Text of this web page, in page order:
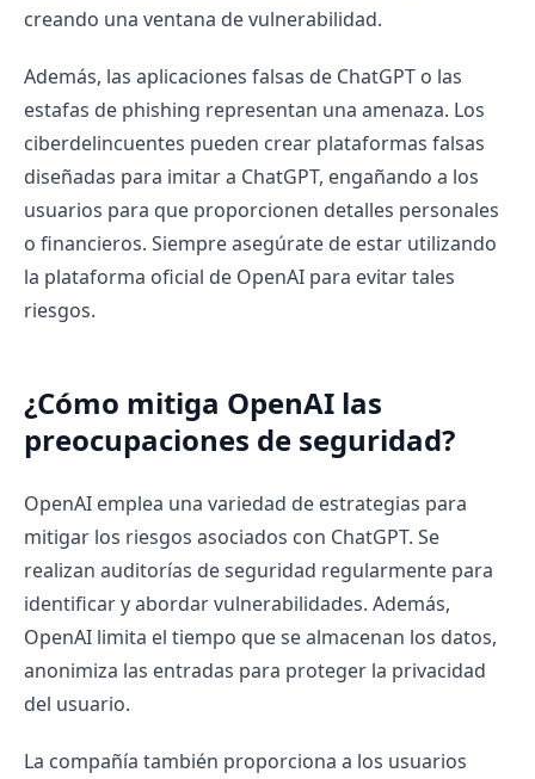
creando una ventana de vulnerabilidad.
Además, las aplicaciones falsas de ChatGPT o las
estafas de phishing representan una amenaza. Los
ciberdelincuentes pueden crear plataformas falsas
diseñadas para imitar a ChatGPT, engañando a los
usuarios para que proporcionen detalles personales
o financieros. Siempre asegúrate de estar utilizando
la plataforma oficial de OpenAI para evitar tales
riesgos.
¿Cómo mitiga OpenAI las
preocupaciones de seguridad?
OpenAI emplea una variedad de estrategias para
mitigar los riesgos asociados con ChatGPT. Se
realizan auditorías de seguridad regularmente para
identificar y abordar vulnerabilidades. Además,
OpenAI limita el tiempo que se almacenan los datos,
anonimiza las entradas para proteger la privacidad
del usuario.
La compañía también proporciona a los usuarios